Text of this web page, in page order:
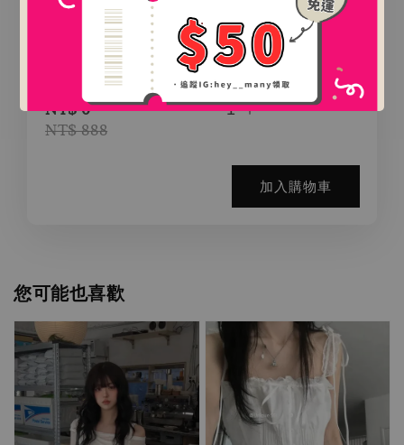
.
氛圍感百搭鯊魚夾（2款）
NT$ 0
NT$ 888
- +
加入購物車
您可能也喜歡